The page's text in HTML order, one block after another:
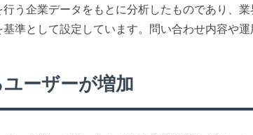
う企業データをもとに分析したものであり、
準として設定しています。問い合わせ内容や
ーザーが増加